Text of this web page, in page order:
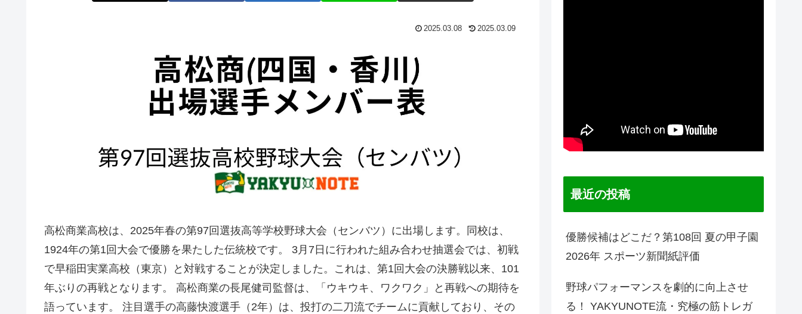
2025.03.08 2025.03.09
​高松商業高校は、2025年春の第97回選抜高等学校野球大会（センバツ）に出場します。​同校は、
1924年の第1回大会で優勝を果たした伝統校です。 ​3月7日に行われた組み合わせ抽選会では、初戦
で早稲田実業高校（東京）と対戦することが決定しました。​これは、第1回大会の決勝戦以来、101
年ぶりの再戦となります。 ​高松商業の長尾健司監督は、「ウキウキ、ワクワク」と再戦への期待を
語っています。 ​注目選手の高藤快渡選手（2年）は、投打の二刀流でチームに貢献しており、その
最近の投稿
優勝候補はどこだ？第108回 夏の甲子園
2026年 スポーツ新聞紙評価
野球パフォーマンスを劇的に向上させ
る！ YAKYUNOTE流・究極の筋トレガ